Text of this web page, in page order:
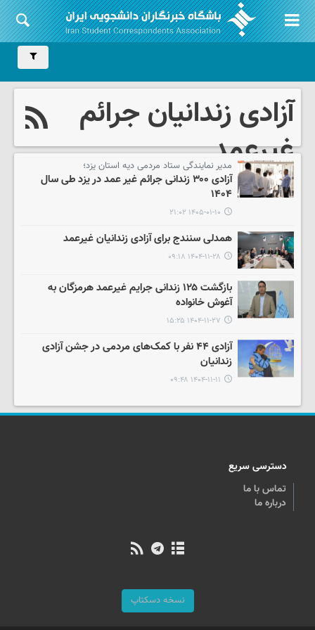
آزادی زندانیان جرائم
غیرعمدمدیر نمایندگی ستاد مردمی دیه استان یزد؛
آزادی ۳۰۰ زندانی جرائم غیر عمد در یزد طی سال
۱۴۰۴
۱۴۰۵-۰۱-۱۰ ۲۱:۰۲
همدلی سنندج برای آزادی زندانیان غیرعمد
۱۴۰۴-۱۱-۲۸ ۰۹:۱۸
بازگشت ۱۲۵ زندانی جرایم غیرعمد هرمزگان به
آغوش خانواده
۱۴۰۴-۱۱-۲۷ ۱۵:۲۵
آزادی ۴۴ نفر با کمک‌های مردمی در جشن آزادی
زندانیان
۱۴۰۴-۱۱-۱۱ ۰۹:۴۸
دسترسی سریع
تماس با ما
درباره ما
نسخه دسکتاپ